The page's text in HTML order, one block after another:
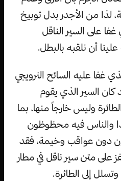
لذا من الأجدر بدل توبيخ
على السير الناقل
أن نلقبه بالبطل.
غفا عليه السائح النرويجي
كان السير الذي يقوم
وليس خارجاً منها، بما
والناس فيه محظوظون
دون عواقب وخيمة، فقد
على متن سير ناقل في مطار
إلى الطائرة.